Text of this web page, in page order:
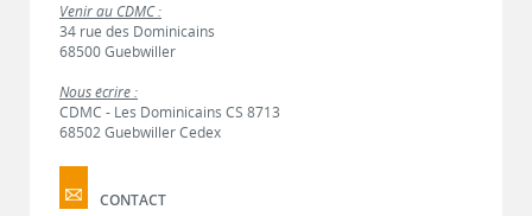
Venir au CDMC :
34 rue des Dominicains
68500 Guebwiller
Nous écrire :
CDMC - Les Dominicains CS 8713
68502 Guebwiller Cedex
CONTACT